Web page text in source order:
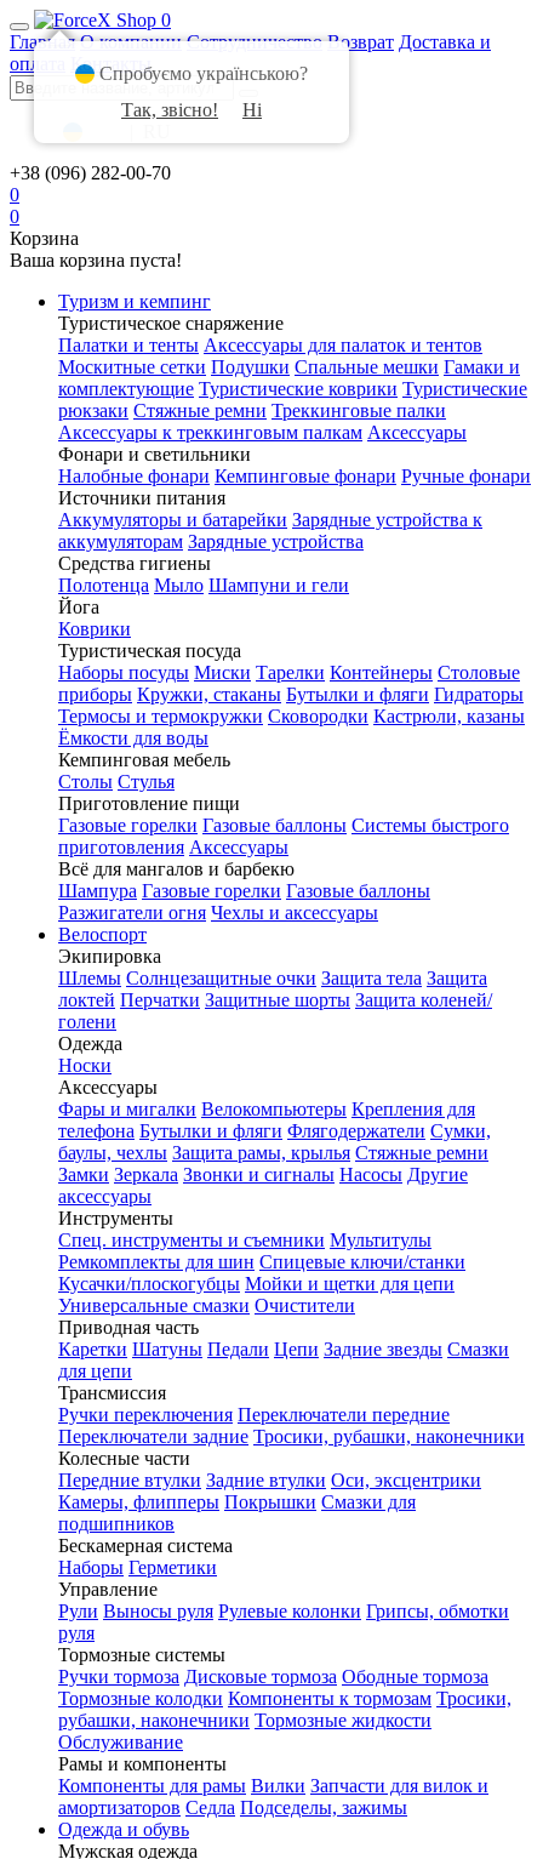
0
Главная О компании Сотрудничество Возврат Доставка и
оплата
Контакты
+38 (096) 282-00-70
0
0
Корзина
Ваша корзина пуста!
Туризм и кемпинг
Туристическое снаряжение
Палатки и тенты Аксессуары для палаток и тентов
Москитные сетки Подушки Спальные мешки Гамаки и
комплектующие Туристические коврики Туристические
рюкзаки Стяжные ремни Треккинговые палки
Аксессуары к треккинговым палкам Аксессуары
Фонари и светильники
Налобные фонари Кемпинговые фонари Ручные фонари
Источники питания
Аккумуляторы и батарейки Зарядные устройства к
аккумуляторам Зарядные устройства
Средства гигиены
Полотенца Мыло Шампуни и гели
Йога
Коврики
Туристическая посуда
Наборы посуды Миски Тарелки Контейнеры Столовые
приборы Кружки, стаканы Бутылки и фляги Гидраторы
Термосы и термокружки Сковородки Кастрюли, казаны
Ёмкости для воды
Кемпинговая мебель
Столы Стулья
Приготовление пищи
Газовые горелки Газовые баллоны Системы быстрого
приготовления Аксессуары
Всё для мангалов и барбекю
Шампура Газовые горелки Газовые баллоны
Разжигатели огня Чехлы и аксессуары
Велоспорт
Экипировка
Шлемы Солнцезащитные очки Защита тела Защита
локтей Перчатки Защитные шорты Защита коленей/
голени
Одежда
Носки
Аксессуары
Фары и мигалки Велокомпьютеры Крепления для
телефона Бутылки и фляги Флягодержатели Сумки,
баулы, чехлы Защита рамы, крылья Стяжные ремни
Замки Зеркала Звонки и сигналы Насосы Другие
аксессуары
Инструменты
Спец. инструменты и съемники Мультитулы
Ремкомплекты для шин Спицевые ключи/станки
Кусачки/плоскогубцы Мойки и щетки для цепи
Универсальные смазки Очистители
Приводная часть
Каретки Шатуны Педали Цепи Задние звезды Смазки
для цепи
Трансмиссия
Ручки переключения Переключатели передние
Переключатели задние Тросики, рубашки, наконечники
Колесные части
Передние втулки Задние втулки Оси, эксцентрики
Камеры, флипперы Покрышки Смазки для
подшипников
Бескамерная система
Наборы Герметики
Управление
Рули Выносы руля Рулевые колонки Грипсы, обмотки
руля
Тормозные системы
Ручки тормоза Дисковые тормоза Ободные тормоза
Тормозные колодки Компоненты к тормозам Тросики,
рубашки, наконечники Тормозные жидкости
Обслуживание
Рамы и компоненты
Компоненты для рамы Вилки Запчасти для вилок и
амортизаторов Седла Подседелы, зажимы
Одежда и обувь
Мужская одежда
Спробуємо українською?
Так, звісно!
Ні